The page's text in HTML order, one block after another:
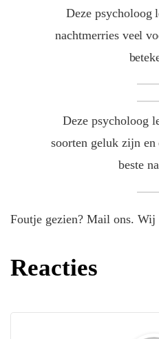
Deze psycholoog
nachtmerries veel
Deze psycholoog
soorten geluk zijn
beste
Foutje gezien? Mail ons. Wij
Reacties